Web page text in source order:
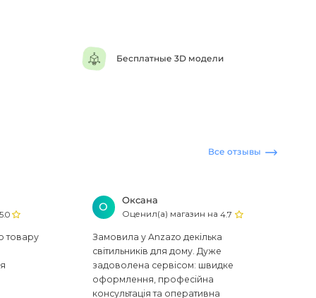
Бесплатные 3D модели
Все отзывы
товару
О
Оксана
Оценил(а) магазин на4.7
Замовила у Anzazo декілька
світильників для дому. Дуже
задоволена сервісом: швидке
оформлення, професійна
консультація та оперативна